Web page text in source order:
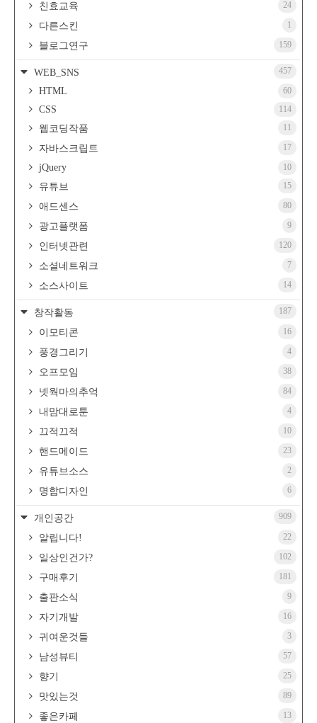
친효교육 24
다른스킨 1
블로그연구 159
WEB_SNS 457
HTML 60
CSS 114
웹코딩작품 11
자바스크립트 17
jQuery 10
유튜브 15
애드센스 80
광고플랫폼 9
인터넷관련 120
소셜네트워크 7
소스사이트 14
창작활동 187
이모티콘 16
풍경그리기 4
오프모임 38
넷웍마의추억 84
내맘대로툰 4
끄적끄적 10
핸드메이드 23
유튜브소스 2
명함디자인 6
개인공간 909
알립니다! 22
일상인건가? 102
구매후기 181
출판소식 9
자기개발 16
귀여운것들 3
남성뷰티 57
향기 25
맛있는것 89
좋은카페 13